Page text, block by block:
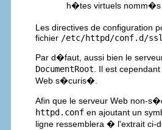
h�tes virtuels nomm�s
Les directives de configuration
fichier /etc/httpd/conf.d/
Par d�faut, aussi bien le
DocumentRoot . Il est
Web s�curis�.
Afin que le serveur Web non-
httpd.conf en ajoutant un
ligne ressemblera � l'extrait ci-